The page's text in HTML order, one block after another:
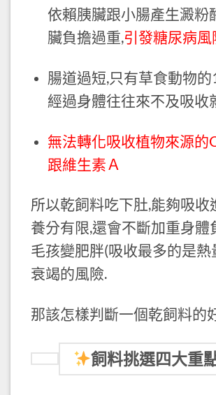
依賴胰臟跟小腸產生澱粉
臟負擔過重,引發糖尿病風
腸道過短,只有草食動物
經過身體往往來不及吸收
無法轉化吸收植物來源的
跟維生素Ａ
所以乾飼料吃下肚,能夠吸收
養分有限,還會不斷加重身體
毛孩變肥胖(吸收最多的是熱
衰竭的風險.
那該怎樣判斷一個乾飼料的
飼料挑選四大重